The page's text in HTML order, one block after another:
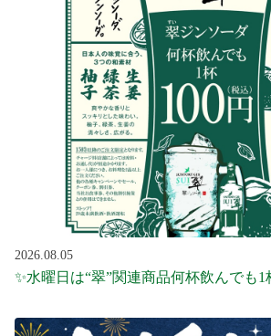
2026.08.05
✨水曜日は“翠”関連商品何杯飲んでも1